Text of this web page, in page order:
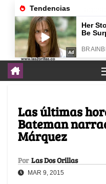
Las últimas
Bateman
Márquez
Por Las Dos Orillas
MAR 9, 2015